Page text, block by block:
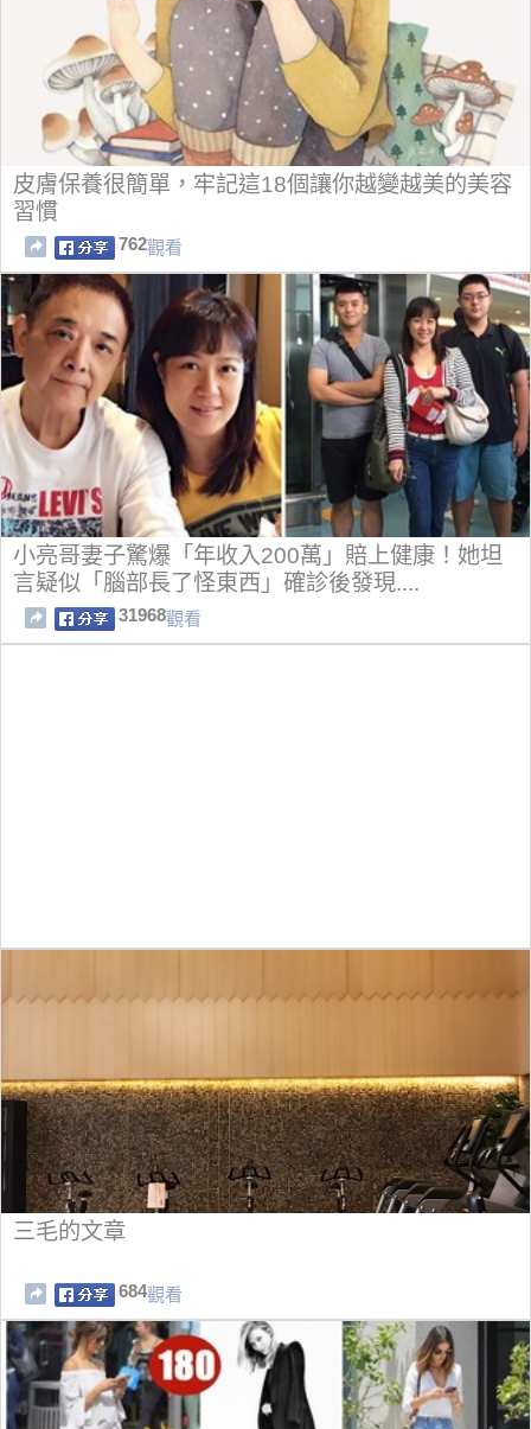
皮膚保養很簡單，牢記這18個讓你越變越美的美容
習慣
762觀看
小亮哥妻子驚爆「年收入200萬」賠上健康！她坦
言疑似「腦部長了怪東西」確診後發現....
31968觀看
三毛的文章
684觀看